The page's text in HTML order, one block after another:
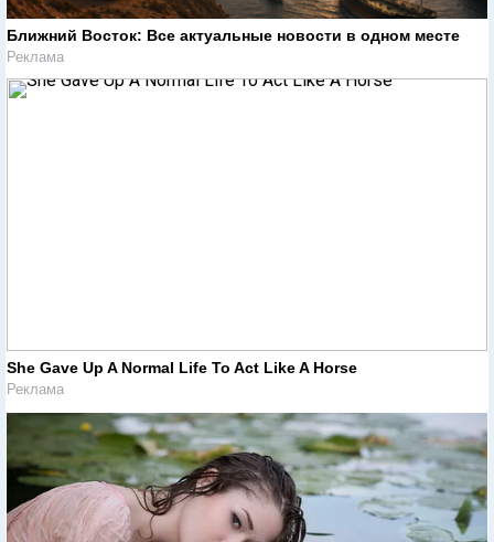
Ближний Восток: Все актуальные новости в одном месте
Реклама
She Gave Up A Normal Life To Act Like A Horse
Реклама